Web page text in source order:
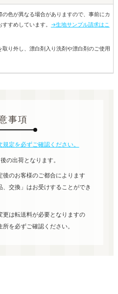
色が異なる場合がありますので、事前にカ
すめしています。 →生地サンプル請求はこ
り外し、漂白剤入り洗剤や漂白剤のご使用
事項
定を必ずご確認ください。
の出荷となります。
後のお客様のご都合によります
、交換」はお受けすることができ
更は転送料が必要となりますの
を必ずご確認ください。